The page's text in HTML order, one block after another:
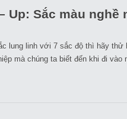
Up: Sắc màu
lung linh với 7 sắc độ thì hãy
mà chúng ta biết đến khi đi vào